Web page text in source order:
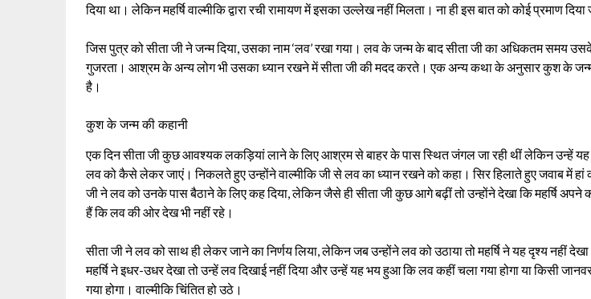
दिया था। लेकिन महर्षि वाल्मीकि द्वारा रची रामायण में इसका उल्लेख नहीं मिलता। ना ही इस बात को कोई प्रमाण दिया
जिस पुत्र को सीता जी ने जन्म दिया, उसका नाम ‘लव’ रखा गया। लव के जन्म के बाद सीता जी का अधिकतम समय
गुजरता। आश्रम के अन्य लोग भी उसका ध्यान रखने में सीता जी की मदद करते। एक अन्य कथा के अनुसार कुश के
है।
कुश के जन्म की कहानी
एक दिन सीता जी कुछ आवश्यक लकड़ियां लाने के लिए आश्रम से बाहर के पास स्थित जंगल जा रही थीं लेकिन उन्हें यह
लव को कैसे लेकर जाएं। निकलते हुए उन्होंने वाल्मीकि जी से लव का ध्यान रखने को कहा। सिर हिलाते हुए जवाब में हां
जी ने लव को उनके पास बैठाने के लिए कह दिया, लेकिन जैसे ही सीता जी कुछ आगे बढ़ीं तो उन्होंने देखा कि महर्षि अपने
हैं कि लव की ओर देख भी नहीं रहे।
सीता जी ने लव को साथ ही लेकर जाने का निर्णय लिया, लेकिन जब उन्होंने लव को उठाया तो महर्षि ने यह दृश्य नहीं
महर्षि ने इधर-उधर देखा तो उन्हें लव दिखाई नहीं दिया और उन्हें यह भय हुआ कि लव कहीं चला गया होगा या किसी
गया होगा। वाल्मीकि चिंतित हो उठे।